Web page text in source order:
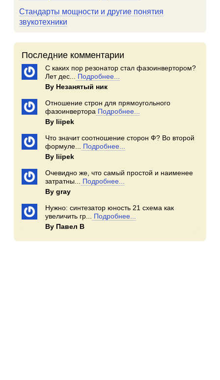
Стандарты мощности и другие понятия
звукотехники
Последние комментарии
С каких пор резонатор стал фазоинвертором?
Лет дес...
Подробнее...
By Незанятый ник
Отношение строн для прямоугольного
фазоинвертора Подробнее...
By Iiipek
Что значит соотношение сторон Ф? Во второй
формуле...
Подробнее...
By Iiipek
Очевидно же, что самый простой и наименее
затратны...
Подробнее...
By gray
Нужно: синтезатор юность 21 схема как
увеличить гр...
Подробнее...
By Павел В